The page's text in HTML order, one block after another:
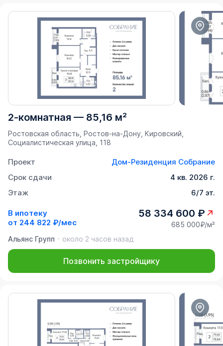
2-комнатная — 85,16 м²
Ростовская область, Ростов-на-Дону, Кировский,
Социалистическая улица, 118
Проект
Дом-Резиденция Собрание
Срок сдачи
4 кв. 2026 г.
Этаж
6/7 эт.
В ипотеку
от 244 822 ₽/мес
58 334 600 ₽
685 000₽/м²
Альянс Групп
около 2 часов назад
Позвонить застройщику